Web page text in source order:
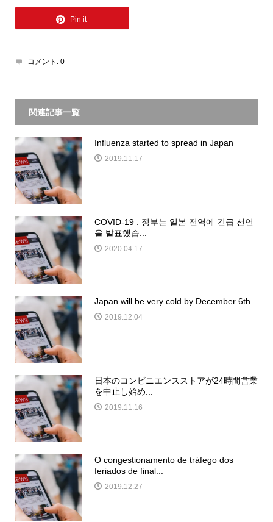
Pin it
コメント: 0
関連記事一覧
Influenza started to spread in Japan
2019.11.17
COVID-19 : 정부는 일본 전역에 긴급 선언
을 발표했습...
2020.04.17
Japan will be very cold by December 6th.
2019.12.04
日本のコンビニエンスストアが24時間営業
を中止し始め...
2019.11.16
O congestionamento de tráfego dos
feriados de final...
2019.12.27